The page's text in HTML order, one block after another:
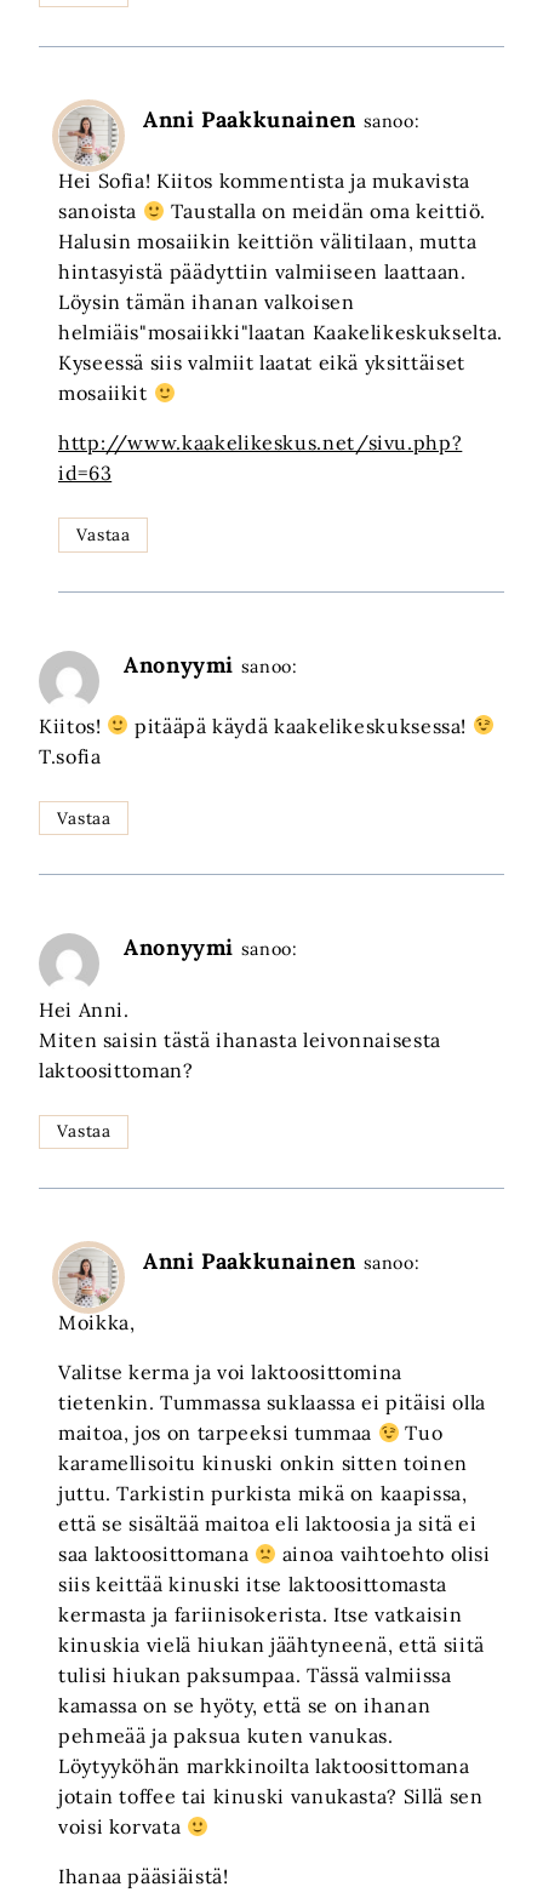
Anni Paakkunainen sanoo:
Hei Sofia! Kiitos kommentista ja mukavista
sanoista
Taustalla on meidän oma keittiö.
Halusin mosaiikin keittiön välitilaan, mutta
hintasyistä päädyttiin valmiiseen laattaan.
Löysin tämän ihanan valkoisen
helmiäis"mosaiikki"laatan Kaakelikeskukselta.
Kyseessä siis valmiit laatat eikä yksittäiset
mosaiikit
http://www.kaakelikeskus.net/sivu.php?
id=63
Vastaa
Anonyymi sanoo:
Kiitos!
pitääpä käydä kaakelikeskuksessa!
T.sofia
Vastaa
Anonyymi sanoo:
Hei Anni.
Miten saisin tästä ihanasta leivonnaisesta
laktoosittoman?
Vastaa
Anni Paakkunainen sanoo:
Moikka,
Valitse kerma ja voi laktoosittomina
tietenkin. Tummassa suklaassa ei pitäisi olla
maitoa, jos on tarpeeksi tummaa
Tuo
karamellisoitu kinuski onkin sitten toinen
juttu. Tarkistin purkista mikä on kaapissa,
että se sisältää maitoa eli laktoosia ja sitä ei
saa laktoosittomana
ainoa vaihtoehto olisi
siis keittää kinuski itse laktoosittomasta
kermasta ja fariinisokerista. Itse vatkaisin
kinuskia vielä hiukan jäähtyneenä, että siitä
tulisi hiukan paksumpaa. Tässä valmiissa
kamassa on se hyöty, että se on ihanan
pehmeää ja paksua kuten vanukas.
Löytyyköhän markkinoilta laktoosittomana
jotain toffee tai kinuski vanukasta? Sillä sen
voisi korvata
Ihanaa pääsiäistä!